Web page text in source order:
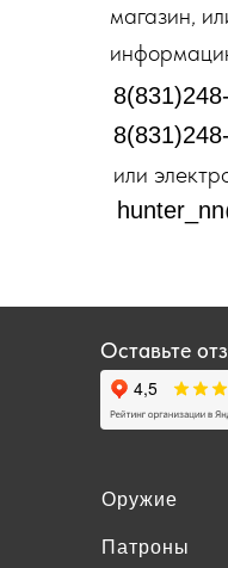
магазин,
или
Оставьте
Оружие
Патроны